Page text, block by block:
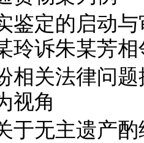
鉴定的启动
诉朱某芳相
相关法律问
视角
于无主遗产